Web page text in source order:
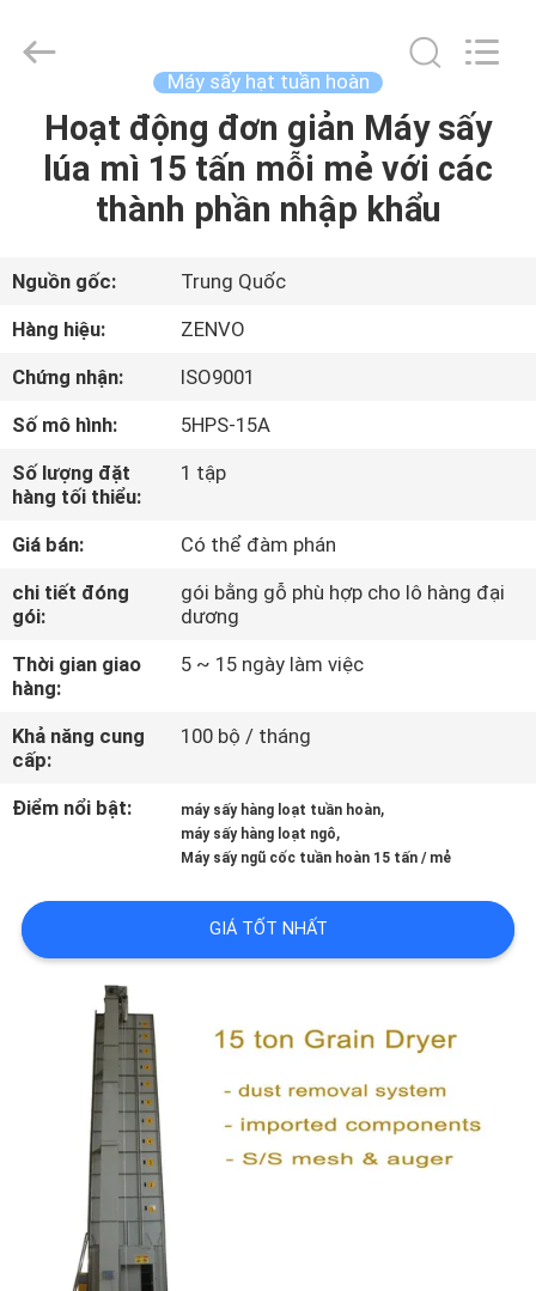
TRANG
CHỦ
SẢN
PHẨM
CHÚNG
TÔI
THAM
QUAN
MÁY
KIỂM
SOÁT
LIÊN
CHÚNG
ZENVO
TECHNOLOGY
Máy sấy hạt tuần hoàn
Hoạt động đơn giản Máy sấy
lúa mì 15 tấn mỗi mẻ với các
thành phần nhập khẩu
Nguồn gốc:
Trung Quốc
Hàng hiệu:
ZENVO
Chứng nhận:
ISO9001
Số mô hình:
5HPS-15A
Số lượng đặt
hàng tối thiểu:
1 tập
Giá bán:
Có thể đàm phán
chi tiết đóng
gói:
gói bằng gỗ phù hợp cho lô hàng đại
dương
Thời gian giao
hàng:
5 ~ 15 ngày làm việc
Khả năng cung
cấp:
100 bộ / tháng
Điểm nổi bật: máy sấy hàng loạt tuần hoàn,
máy sấy hàng loạt ngô,
Máy sấy ngũ cốc tuần hoàn 15 tấn / mẻ
GIÁ TỐT NHẤT